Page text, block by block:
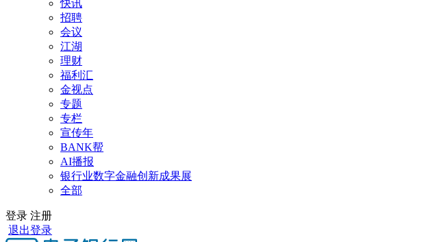
快讯
招聘
会议
江湖
理财
福利汇
金视点
专题
专栏
宣传年
BANK帮
AI播报
银行业数字金融创新成果展
全部
登录 注册
退出登录